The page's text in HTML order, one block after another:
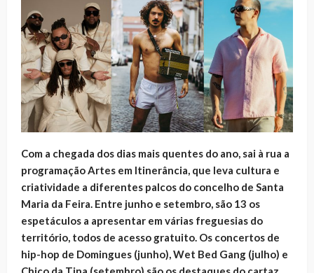
Com a chegada dos dias mais quentes do ano, sai à rua a
programação Artes em Itinerância, que leva cultura e
criatividade a diferentes palcos do concelho de Santa
Maria da Feira. Entre junho e setembro, são 13 os
espetáculos a apresentar em várias freguesias do
território, todos de acesso gratuito. Os concertos de
hip-hop de Domingues (junho), Wet Bed Gang (julho) e